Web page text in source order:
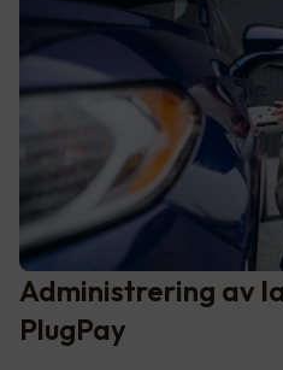
Administrering av
PlugPay